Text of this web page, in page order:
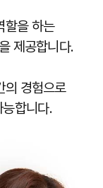
씬 좋아지실거라
명한 피부과인데
깔끔하구
취하면서
어요ㅠㅠ~
셔욤!원장님이
할을 하는
제공합니다.
의 경험으로
합니다.